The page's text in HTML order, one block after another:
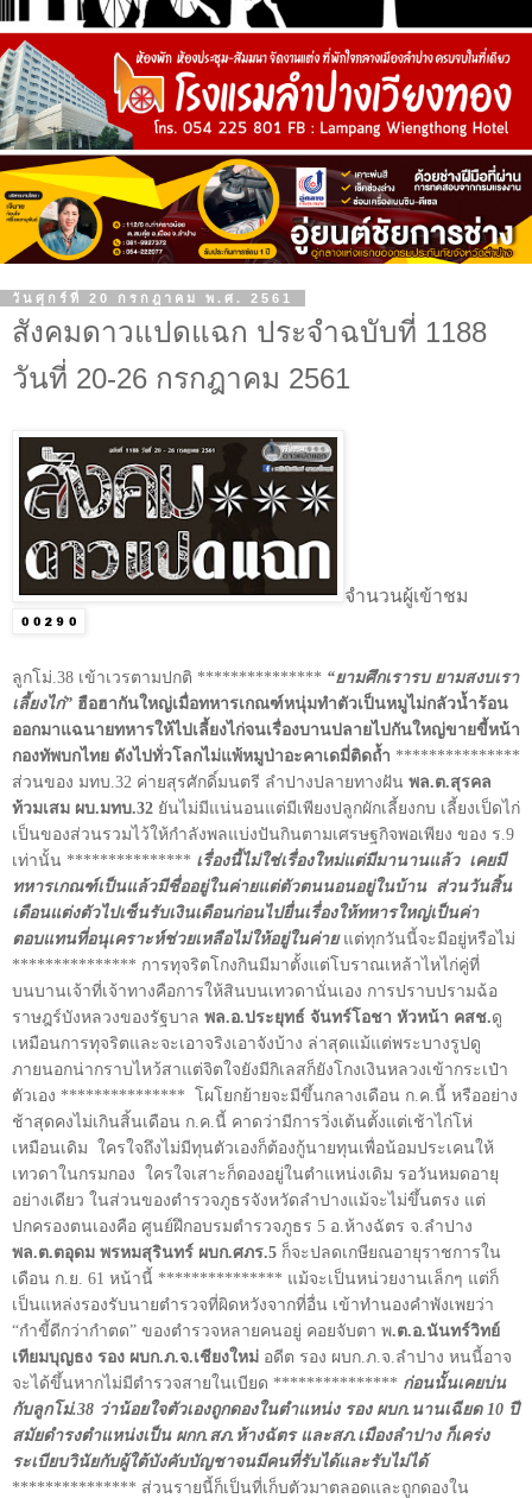
วันศุกร์ที่ 20 กรกฎาคม พ.ศ. 2561
สังคมดาวแปดแฉก ประจำฉบับที่ 1188
วันที่ 20-26 กรกฎาคม 2561
จำนวนผู้เข้าชม
ลูกโม่.38 เข้าเวรตามปกติ *************** “ยามศึกเรารบ ยามสงบเรา
เลี้ยงไก่” ฮือฮากันใหญ่เมื่อทหารเกณฑ์หนุ่มทำตัวเป็นหมูไม่กลัวน้ำร้อน
ออกมาแฉนายทหารให้ไปเลี้ยงไก่จนเรื่องบานปลายไปกันใหญ่ขายขี้หน้า
กองทัพบกไทย ดังไปทั่วโลกไม่แพ้หมูป่าอะคาเดมี่ติดถ้ำ ***************
ส่วนของ มทบ.32 ค่ายสุรศักดิ์มนตรี ลำปางปลายทางฝัน พล.ต.สุรคล
ท้วมเสม ผบ.มทบ.32 ยันไม่มีแน่นอนแต่มีเพียงปลูกผักเลี้ยงกบ เลี้ยงเป็ดไก่
เป็นของส่วนรวมไว้ให้กำลังพลแบ่งปันกินตามเศรษฐกิจพอเพียง ของ ร.9
เท่านั้น *************** เรื่องนี้ไม่ใช่เรื่องใหม่แต่มีมานานแล้ว เคยมี
ทหารเกณฑ์เป็นแล้วมีชื่ออยู่ในค่ายแต่ตัวตนนอนอยู่ในบ้าน ส่วนวันสิ้น
เดือนแต่งตัวไปเซ็นรับเงินเดือนก่อนไปยื่นเรื่องให้ทหารใหญ่เป็นค่า
ตอบแทนที่อนุเคราะห์ช่วยเหลือไม่ให้อยู่ในค่ายแต่ทุกวันนี้จะมีอยู่หรือไม่
*************** การทุจริตโกงกินมีมาตั้งแต่โบราณเหล้าไหไก่คู่ที่
บนบานเจ้าที่เจ้าทางคือการให้สินบนเทวดานั่นเอง การปราบปรามฉ้อ
ราษฎร์บังหลวงของรัฐบาล พล.อ.ประยุทธ์ จันทร์โอชา หัวหน้า คสช.ดู
เหมือนการทุจริตและจะเอาจริงเอาจังบ้าง ล่าสุดแม้แต่พระบางรูปดู
ภายนอกน่ากราบไหว้สาแต่จิตใจยังมีกิเลสก็ยังโกงเงินหลวงเข้ากระเป๋า
ตัวเอง ***************
โผโยกย้ายจะมีขึ้นกลางเดือน ก.ค.นี้ หรืออย่าง
ช้าสุดคงไม่เกินสิ้นเดือน ก.ค.นี้ คาดว่ามีการวิ่งเต้นตั้งแต่เช้าไก่โห่
เหมือนเดิม
ใครใจถึงไม่มีทุนตัวเองก็ต้องกู้นายทุนเพื่อน้อมประเคนให้
เทวดาในกรมกอง
ใครใจเสาะก็ดองอยู่ในตำแหน่งเดิม รอวันหมดอายุ
อย่างเดียว ในส่วนของตำรวจภูธรจังหวัดลำปางแม้จะไม่ขึ้นตรง แต่
ปกครองตนเองคือ ศูนย์ฝึกอบรมตำรวจภูธร 5 อ.ห้างฉัตร จ.ลำปาง
พล.ต.ตอุดม พรหมสุรินทร์ ผบก.ศภร.5 ก็จะปลดเกษียณอายุราชการใน
เดือน ก.ย. 61 หน้านี้ *************** แม้จะเป็นหน่วยงานเล็กๆ แต่ก็
เป็นแหล่งรองรับนายตำรวจที่ผิดหวังจากที่อื่น เข้าทำนองคำพังเพยว่า
“กำขี้ดีกว่ากำตด” ของตำรวจหลายคนอยู่ คอยจับตา พ.ต.อ.นันทร์วิทย์
เทียมบุญธง รอง ผบก.ภ.จ.เชียงใหม่ อดีต รอง ผบก.ภ.จ.ลำปาง หนนี้อาจ
จะได้ขึ้นหากไม่มีตำรวจสายในเบียด *************** ก่อนนั้นเคยบ่น
กับลูกโม่.38 ว่าน้อยใจตัวเองถูกดองในตำแหน่ง รอง ผบก.นานเฉียด 10 ปี
สมัยดำรงตำแหน่งเป็น ผกก.สภ.ห้างฉัตร และสภ.เมืองลำปาง ก็เคร่ง
ระเบียบวินัยกับผู้ใต้บังคับบัญชาจนมีคนที่รับได้และรับไม่ได้
*************** ส่วนรายนี้ก็เป็นที่เก็บตัวมาตลอดและถูกดองใน